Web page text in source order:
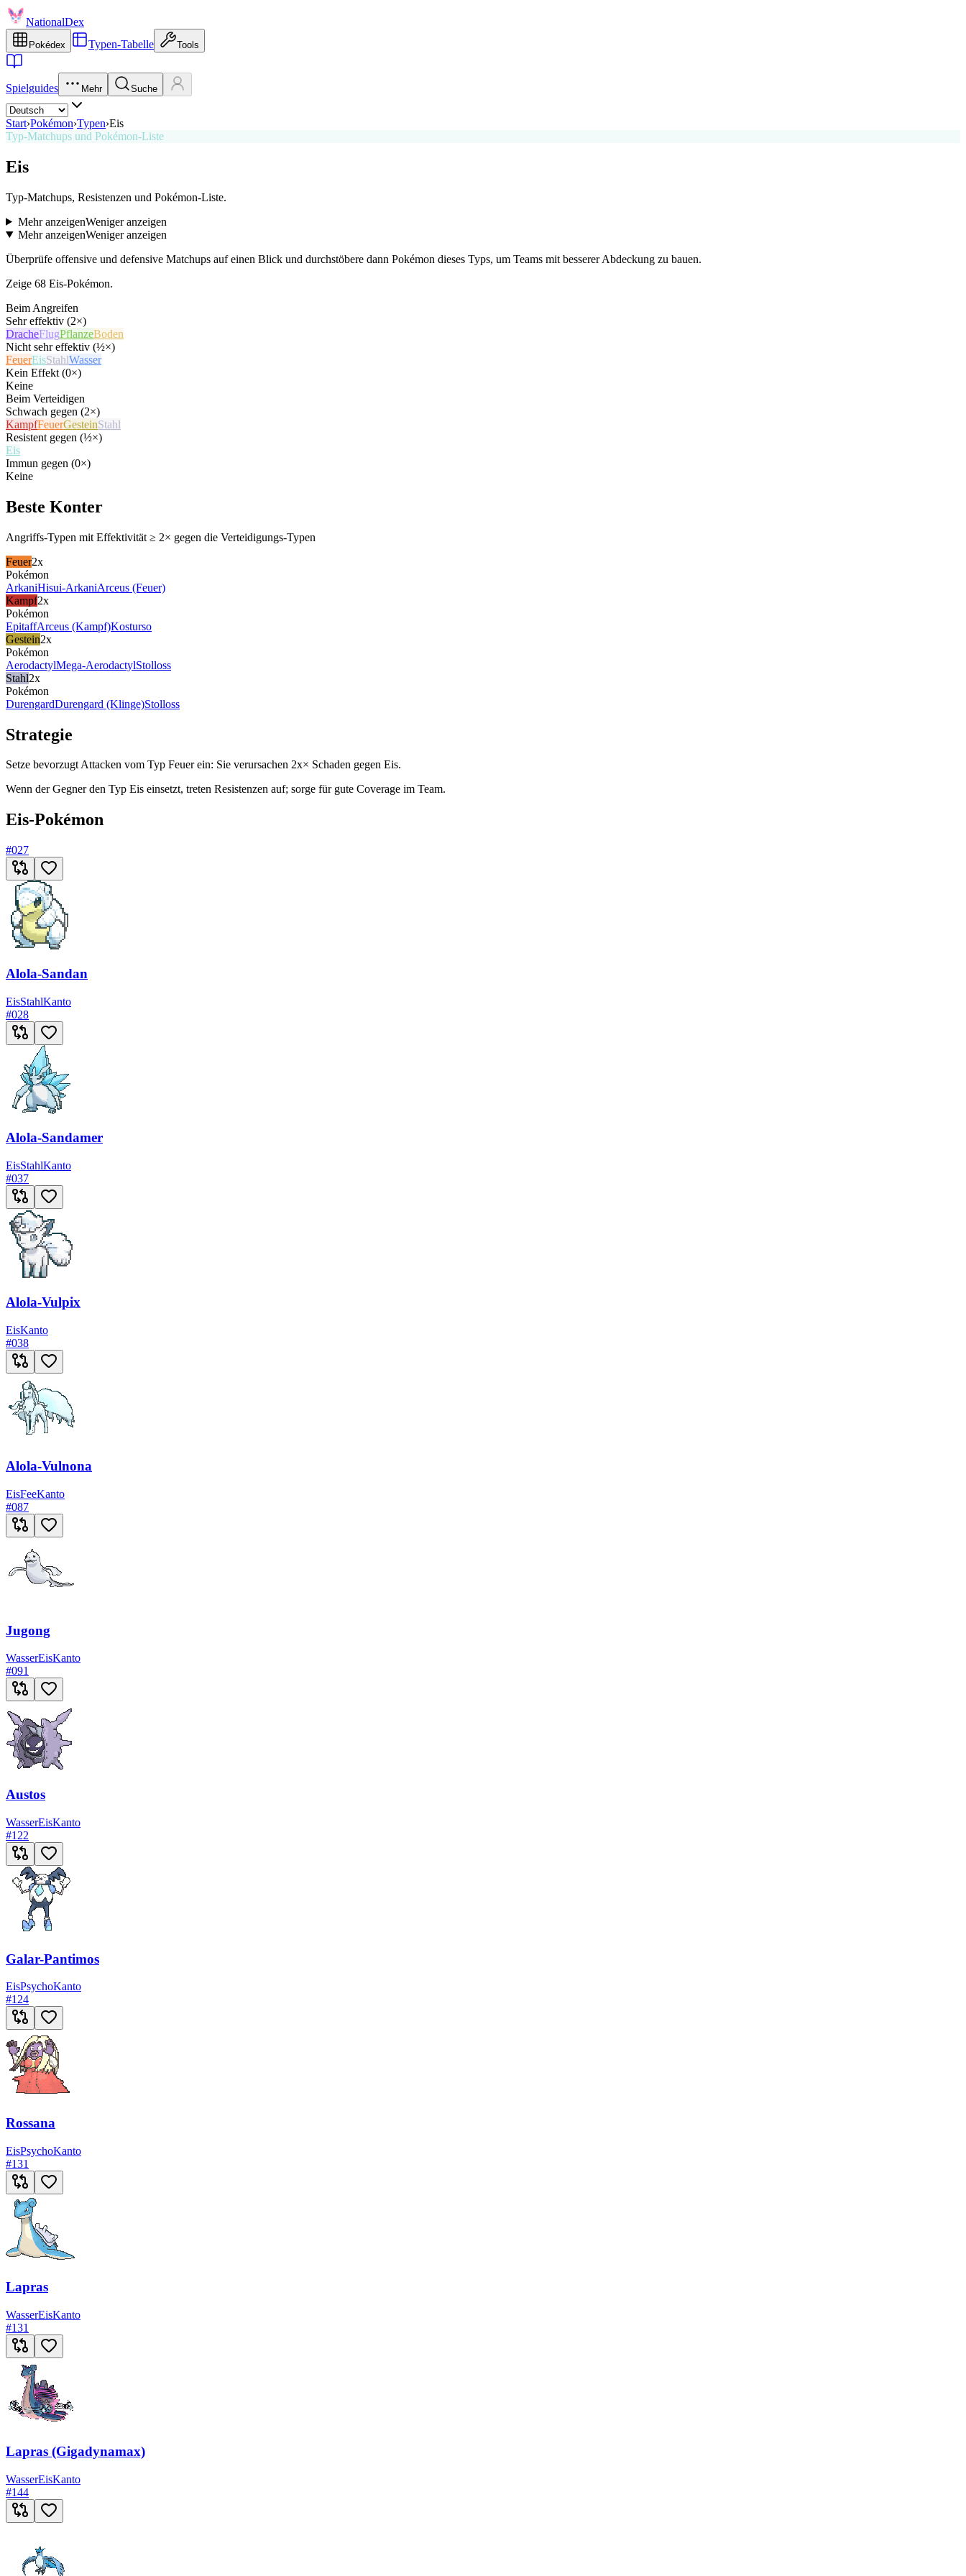
NationalDex
Pokédex Typen-Tabelle Tools
Spielguides Mehr Suche
Start›Pokémon›Typen›Eis
Typ-Matchups und Pokémon-Liste
Eis
Typ-Matchups, Resistenzen und Pokémon-Liste.
Mehr anzeigenWeniger anzeigen
Mehr anzeigenWeniger anzeigen
Überprüfe offensive und defensive Matchups auf einen Blick und durchstöbere dann Pokémon dieses Typs, um Teams mit besserer Abdeckung zu bauen.
Zeige 68 Eis-Pokémon.
Beim Angreifen
Sehr effektiv (2×)
DracheFlugPflanzeBoden
Nicht sehr effektiv (½×)
FeuerEisStahlWasser
Kein Effekt (0×)
Keine
Beim Verteidigen
Schwach gegen (2×)
KampfFeuerGesteinStahl
Resistent gegen (½×)
Eis
Immun gegen (0×)
Keine
Beste Konter
Angriffs-Typen mit Effektivität ≥ 2× gegen die Verteidigungs-Typen
Feuer2x
Pokémon
ArkaniHisui-ArkaniArceus (Feuer)
Kampf2x
Pokémon
EpitaffArceus (Kampf)Kosturso
Gestein2x
Pokémon
AerodactylMega-AerodactylStolloss
Stahl2x
Pokémon
DurengardDurengard (Klinge)Stolloss
Strategie
Setze bevorzugt Attacken vom Typ Feuer ein: Sie verursachen 2x× Schaden gegen Eis.
Wenn der Gegner den Typ Eis einsetzt, treten Resistenzen auf; sorge für gute Coverage im Team.
Eis-Pokémon
#027
Alola-Sandan
EisStahlKanto
#028
Alola-Sandamer
EisStahlKanto
#037
Alola-Vulpix
EisKanto
#038
Alola-Vulnona
EisFeeKanto
#087
Jugong
WasserEisKanto
#091
Austos
WasserEisKanto
#122
Galar-Pantimos
EisPsychoKanto
#124
Rossana
EisPsychoKanto
#131
Lapras
WasserEisKanto
#131
Lapras (Gigadynamax)
WasserEisKanto
#144